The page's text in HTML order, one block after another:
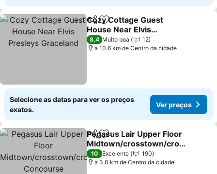
PartilharAdicionar aos favoritos
Cozy Cottage Guest
House Near Elvis
Presleys Graceland
Ver preços
8,4 Muito boa
12
a 10.6 km de Centro da cidade
Selecione as datas para ver os preços
exatos.
Ver preços
PartilharAdicionar aos favoritos
Pegasus Lair Upper Floor
Midtown/crosstown/cros
stown Concourse
Ver preços
10 Excelente
190
a 3.0 km de Centro da cidade